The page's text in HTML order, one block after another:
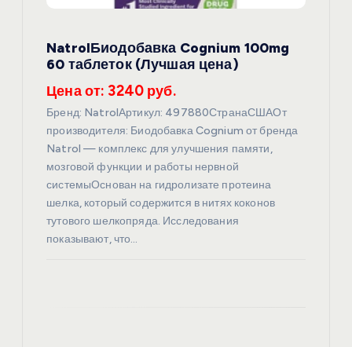
NatrolБиодобавка Cognium 100mg
60 таблеток (Лучшая цена)
Цена от: 3240 руб.
Бренд: NatrolАртикул: 497880СтранаСШАОт
производителя: Биодобавка Cognium от бренда
Natrol — комплекс для улучшения памяти,
мозговой функции и работы нервной
системыОснован на гидролизате протеина
шелка, который содержится в нитях коконов
тутового шелкопряда. Исследования
показывают, что…